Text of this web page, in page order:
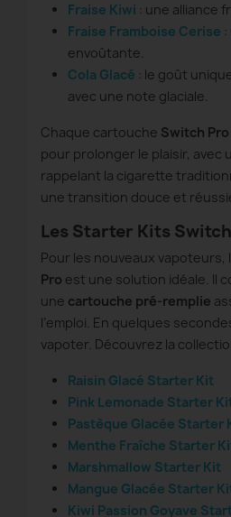
Fraise Kiwi : une alliance
Fraise Framboise Cerise
envoûtante.
Cola Glacé : le goût
avec une note glaciale.
Chaque cartouche Switch Pro
pour prolonger le plaisir, avec
rappelant la cigarette
une transition douce et
Les Starter Kits
Pour les nouveaux vapoteurs,
Pro est une solution idéale. Il
une cartouche pré-remplie
l’emploi. En quelques
vapoter. Découvrez la
Raisin Glacé Starter Kit
Pink Lemonade Starter
Pastèque Glacée Starter
Menthe Fraîche Starter
Marshmallow Starter Kit
Mangue Glacée Starter
Kiwi Passion Goyave